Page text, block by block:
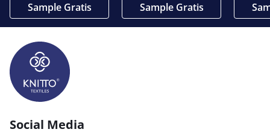
Sample Gratis Sample Gratis
Social Media